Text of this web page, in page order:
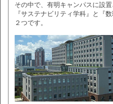
その中で、有明キャンパスに設
『サステナビリティ学科』と『
２つです。